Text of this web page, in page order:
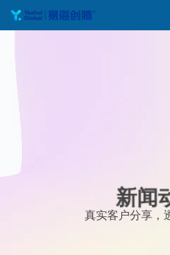
新闻
真实客户分享，